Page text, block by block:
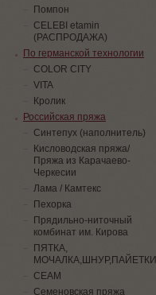
Помпон
СELEBI etamin
(РАСПРОДАЖА)
По германской технологии
COLOR CITY
VITA
Кролик
Российская пряжа
Синтепух (наполнитель)
Кисловодская пряжа/
Пряжа из Карачаево-
Черкесии
Лама / Камтекс
Пехорка
Прядильно-ниточный
комбинат им. Кирова
ПЯТКА,
МОЧАЛКА,ШНУР,ПАЙЕТКИ
СЕАМ
Семеновская пряжа